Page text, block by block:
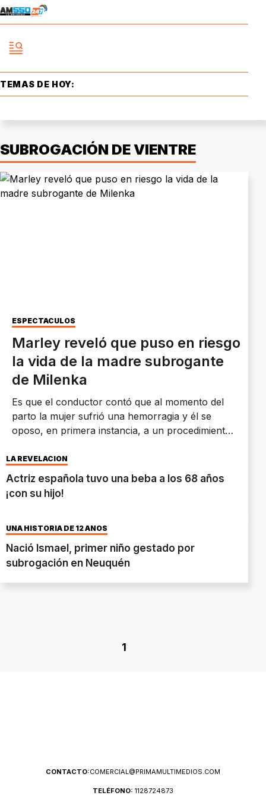
TEMAS DE HOY:
SUBROGACIÓN DE VIENTRE
ESPECTÁCULOS
Marley reveló que puso en riesgo
la vida de la madre subrogante
de Milenka
Es que el conductor contó que al momento del
parto la mujer sufrió una hemorragia y él se
oposo, en primera instancia, a un procedimiento
fuera de "forma natural".
LA REVELACIÓN
Actriz española tuvo una beba a los 68 años
¡con su hijo!
UNA HISTORIA DE 12 AÑOS
Nació Ismael, primer niño gestado por
subrogación en Neuquén
1
CONTACTO:COMERCIAL@PRIMAMULTIMEDIOS.COM
TELÉFONO: 1128724873